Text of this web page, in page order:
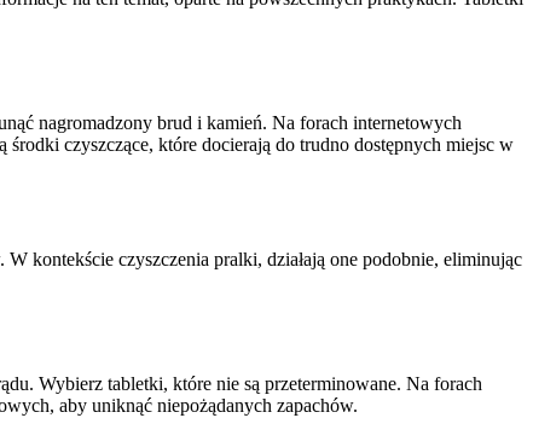
nagromadzony brud i kamień. Na forach internetowych
czyszczące, które docierają do trudno dostępnych miejsc w
kontekście czyszczenia pralki, działają one podobnie, eliminując
Wybierz tabletki, które nie są przeterminowane. Na forach
aby uniknąć niepożądanych zapachów.